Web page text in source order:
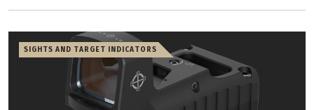
SIGHTS AND TARGET INDICATORS